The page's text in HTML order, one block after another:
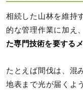
相続した山林を維持
的な管理作業に加え、
た専門技術を要する
たとえば間伐は、混
地表まで光が届くよ